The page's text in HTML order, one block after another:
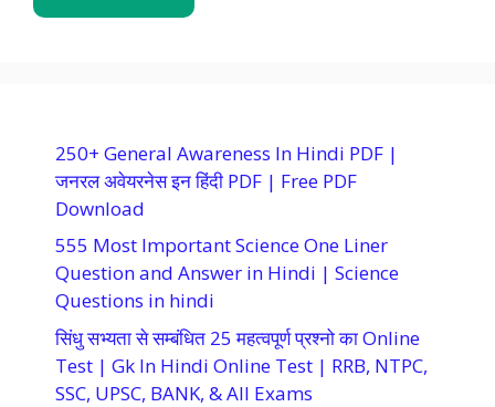
250+ General Awareness In Hindi PDF |
जनरल अवेयरनेस इन हिंदी PDF | Free PDF
Download
555 Most Important Science One Liner
Question and Answer in Hindi | Science
Questions in hindi
सिंधु सभ्यता से सम्बंधित 25 महत्वपूर्ण प्रश्नो का Online
Test | Gk In Hindi Online Test | RRB, NTPC,
SSC, UPSC, BANK, & All Exams